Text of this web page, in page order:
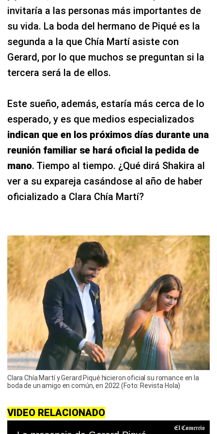
invitaría a las personas más importantes de
su vida. La boda del hermano de Piqué es la
segunda a la que Chía Martí asiste con
Gerard, por lo que muchos se preguntan si la
tercera será la de ellos.
Este sueño, además, estaría más cerca de lo
esperado, y es que medios especializados
indican que en los próximos días durante una
reunión familiar se hará oficial la pedida de
mano. Tiempo al tiempo. ¿Qué dirá Shakira al
ver a su expareja casándose al año de haber
oficializado a Clara Chía Martí?
Clara Chía Martí y Gerard Piqué hicieron oficial su romance en la
boda de un amigo en común, en 2022 (Foto: Revista Hola)
VIDEO RELACIONADO